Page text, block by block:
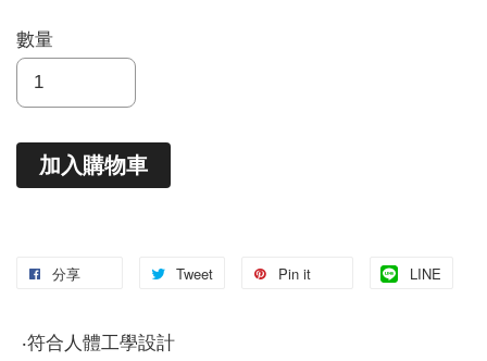
數量
加入購物車
分享 Tweet Pin it LINE
‧符合人體工學設計